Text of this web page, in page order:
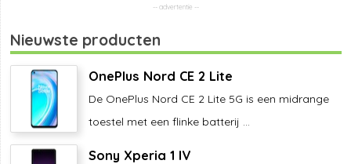
Nieuwste producten
OnePlus Nord CE 2 Lite
De OnePlus Nord CE 2 Lite 5G is een midrange
toestel met een flinke batterij ...
Sony Xperia 1 IV